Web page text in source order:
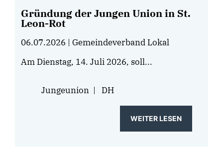
Gründung der Jungen Union in St.
Leon-Rot
06.07.2026 | Gemeindeverband Lokal
Am Dienstag, 14. Juli 2026, soll...
Jungeunion| DH
WEITER LESEN